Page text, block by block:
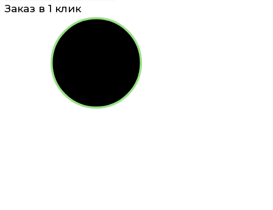
Заказ в 1 клик